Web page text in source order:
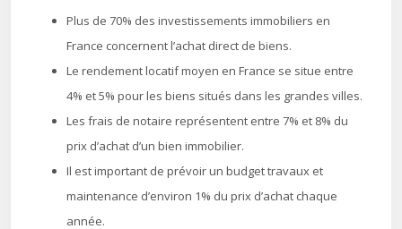
Plus de 70% des investissements immobiliers en
France concernent l’achat direct de biens.
Le rendement locatif moyen en France se situe entre
4% et 5% pour les biens situés dans les grandes villes.
Les frais de notaire représentent entre 7% et 8% du
prix d’achat d’un bien immobilier.
Il est important de prévoir un budget travaux et
maintenance d’environ 1% du prix d’achat chaque
année.